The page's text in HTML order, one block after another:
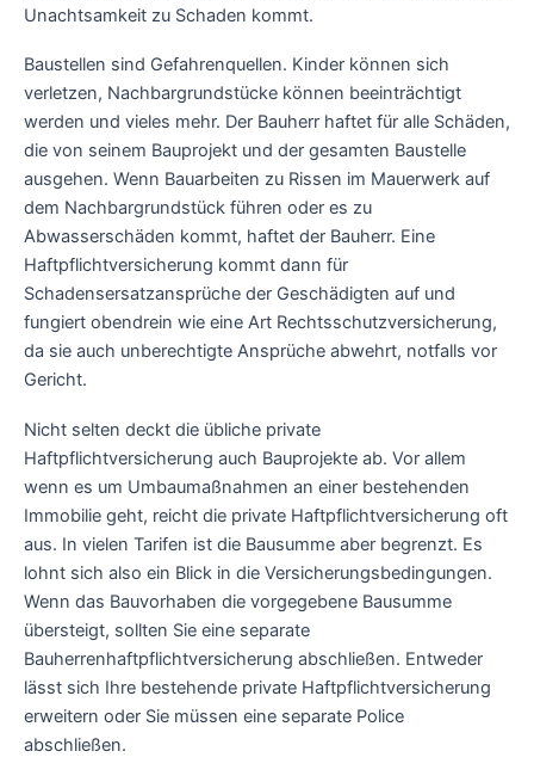
Unachtsamkeit zu Schaden kommt.
Baustellen sind Gefahrenquellen. Kinder können sich
verletzen, Nachbargrundstücke können beeinträchtigt
werden und vieles mehr. Der Bauherr haftet für alle Schäden,
die von seinem Bauprojekt und der gesamten Baustelle
ausgehen. Wenn Bauarbeiten zu Rissen im Mauerwerk auf
dem Nachbargrundstück führen oder es zu
Abwasserschäden kommt, haftet der Bauherr. Eine
Haftpflichtversicherung kommt dann für
Schadensersatzansprüche der Geschädigten auf und
fungiert obendrein wie eine Art Rechtsschutzversicherung,
da sie auch unberechtigte Ansprüche abwehrt, notfalls vor
Gericht.
Nicht selten deckt die übliche private
Haftpflichtversicherung auch Bauprojekte ab. Vor allem
wenn es um Umbaumaßnahmen an einer bestehenden
Immobilie geht, reicht die private Haftpflichtversicherung oft
aus. In vielen Tarifen ist die Bausumme aber begrenzt. Es
lohnt sich also ein Blick in die Versicherungsbedingungen.
Wenn das Bauvorhaben die vorgegebene Bausumme
übersteigt, sollten Sie eine separate
Bauherrenhaftpflichtversicherung abschließen. Entweder
lässt sich Ihre bestehende private Haftpflichtversicherung
erweitern oder Sie müssen eine separate Police
abschließen.